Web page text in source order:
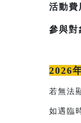
活動費
參與對
2026
若無法
如遇臨